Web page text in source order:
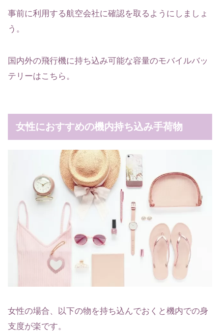
事前に利用する航空会社に確認を取るようにしましょ
う。
国内外の飛行機に持ち込み可能な容量のモバイルバッ
テリーはこちら。
女性におすすめの機内持ち込み手荷物
女性の場合、以下の物を持ち込んでおくと機内での身
支度が楽です。